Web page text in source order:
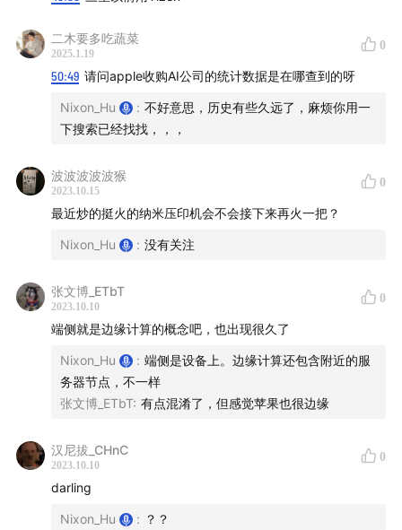
脑放电波是一档关注科技前沿、品牌营销和个人成长的谈
话类节目。每期带给您一个有趣有据的话题，帮您在信息
严重过载的现代世界小幅自我迭代。您可以在小宇宙、苹
关注我们，如果您对本期节目有任何疑问，欢迎您给我们
留言，如果您觉得这期内容对你有所帮助，欢迎您关注点
赞收藏转发，这对我们非常重要。
二木要多吃蔬菜
2025.1.19
0
50:49 请问apple收购AI公司的统计数据是在哪查到的呀
Nixon_Hu : 不好意思，历史有些久远了，麻烦你用一
下搜索已经找找，，，
波波波波波猴
2023.10.15
0
最近炒的挺火的纳米压印机会不会接下来再火一把？
Nixon_Hu : 没有关注
张文博_ETbT
2023.10.10
0
端侧就是边缘计算的概念吧，也出现很久了
Nixon_Hu : 端侧是设备上。边缘计算还包含附近的服
务器节点，不一样
张文博_ETbT: 有点混淆了，但感觉苹果也很边缘
汉尼拔_CHnC
2023.10.10
0
darling
Nixon_Hu : ？？